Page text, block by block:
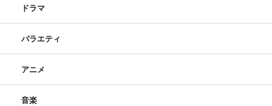
ドラマ
バラエティ
アニメ
音楽